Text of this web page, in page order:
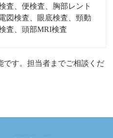
査、便検査、胸部レント
図検査、眼底検査、頸動
査、頭部MRI検査
です。担当者までご相談くだ